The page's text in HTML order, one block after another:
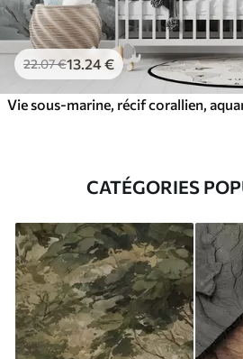
22.07€13.24€
CATÉGORIES